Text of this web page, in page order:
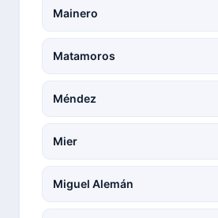
Mainero
Matamoros
Méndez
Mier
Miguel Alemán